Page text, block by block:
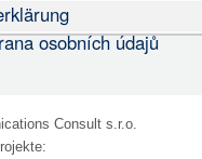
osobních údajů
Consult s.r.o.